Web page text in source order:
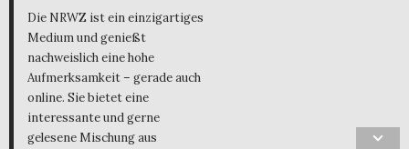
Die NRWZ ist ein einzigartiges
Medium und genießt
nachweislich eine hohe
Aufmerksamkeit – gerade auch
online. Sie bietet eine
interessante und gerne
gelesene Mischung aus